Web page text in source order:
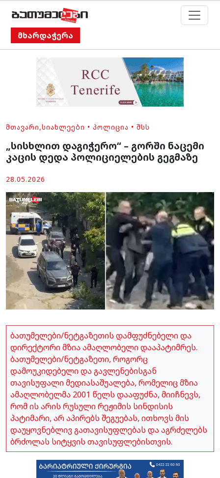
მხარდაჭერა
ᲛᲗᲐᲕᲐᲠᲘ,ᲡᲘᲐᲮᲚᲔᲔᲑᲘ • ᲞᲝᲚᲘᲪᲘᲐ • ᲨᲡᲡ
„სისხლით დაგიჭერო“ – გორში ნაცემი
კაცის დედა პოლიციელების გეგმაზე
28.05.2026
ბათუმელები/ნეტგაზეთის დამფუძნებელი და
დირექტორი მზია ამაღლობელი დააპატიმრეს.
ბათუმელები/ნეტგაზეთი, როგორც
დამოუკიდებელი და გავლენებისგან
თავისუფალი მედიასაშუალება, რომელიც მზია
ამაღლობელმა 2001 წელს დააფუძნა, მიიჩნევს,
რომ ის არის რუსული რეჟიმის სინდისის
პატიმარი, არ აპირებს შეგუებას, ითხოვს მის
დაუყოვნებლივ გათავისუფლებას და აგრძელებს
ბრძოლას სიტყვის თავისუფლებისთვის.